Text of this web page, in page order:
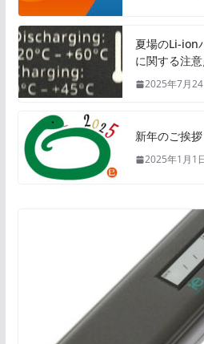
夏場のLi-ion
に関する注
2025年7月24
新年のご挨拶
2025年1月1